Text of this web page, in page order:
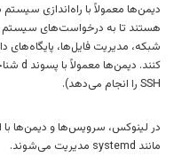
دیمن‌ها معمولاً با راه‌اندازی
هستند تا به درخواست‌های سیستم
شبکه، مدیریت فایل‌ها، پایگاه‌های
SSH را انجام می‌دهد).
در لینوکس، سرویس‌ها و دیمن‌ها
مانند systemd مدیریت می‌شوند.